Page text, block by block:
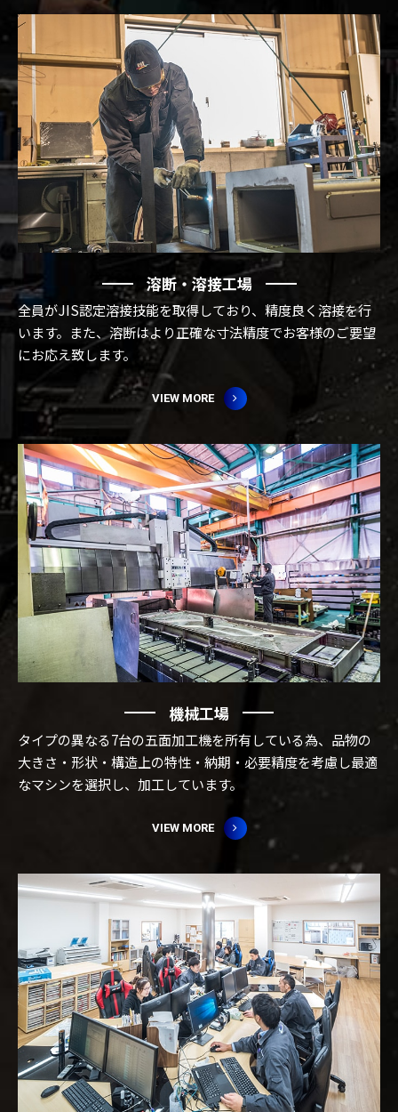
溶断・溶接工場
全員がJIS認定溶接技能を取得しており、精度良く溶接を行
います。また、溶断はより正確な寸法精度でお客様のご要望
にお応え致します。
VIEW MORE
機械工場
タイプの異なる7台の五面加工機を所有している為、品物の
大きさ・形状・構造上の特性・納期・必要精度を考慮し最適
なマシンを選択し、加工しています。
VIEW MORE